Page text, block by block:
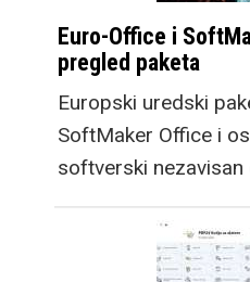
Euro-Office i
pregled paketa
Europski uredski
SoftMaker Office i
softverski